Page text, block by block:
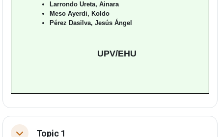
Larrondo Ureta, Ainara
Meso Ayerdi, Koldo
Pérez Dasilva, Jesús Ángel
UPV/EHU
Topic 1